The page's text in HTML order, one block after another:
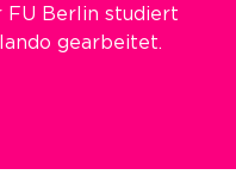
FU Berlin studiert
gearbeitet.